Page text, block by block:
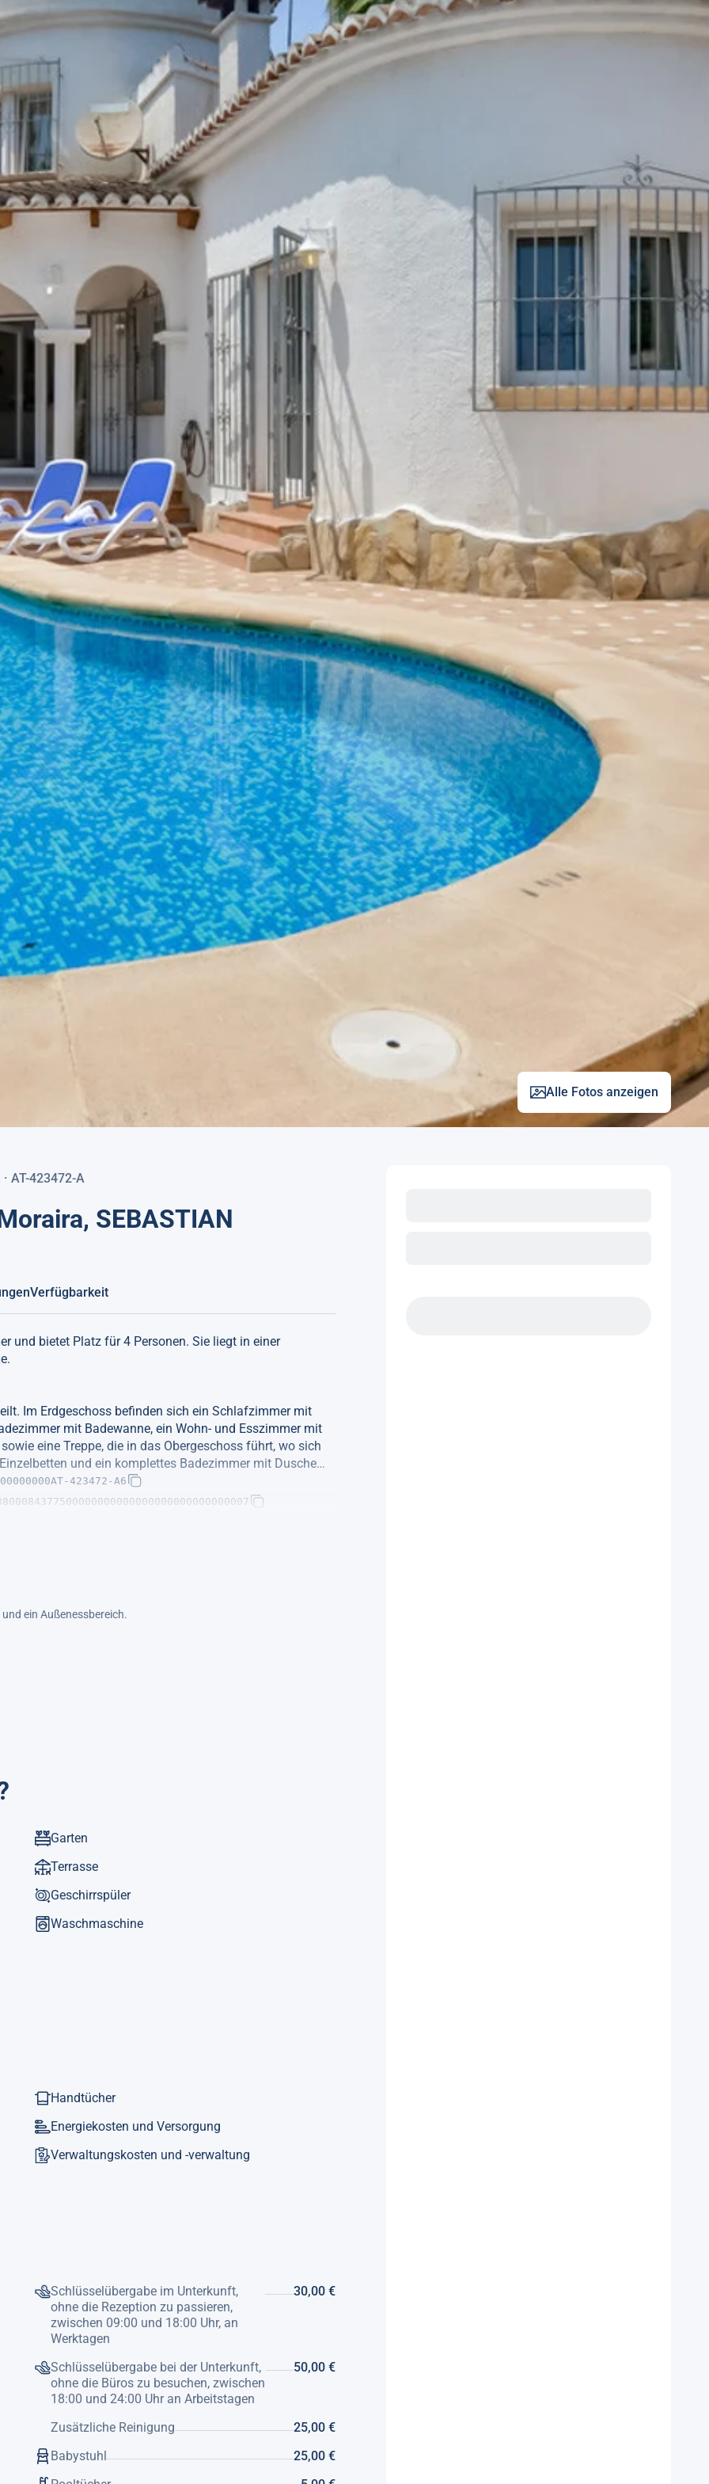
Alle Fotos anzeigen
AT-423472-A
SEBASTIAN
Verfügbarkeit
und bietet Platz für 4 Personen. Sie liegt in einer
Im Erdgeschoss befinden sich ein Schlafzimmer mit
mit Badewanne, ein Wohn- und Esszimmer mit
eine Treppe, die in das Obergeschoss führt, wo sich
und ein komplettes Badezimmer mit Dusche
ist mit Liegestühlen und einem
km vom Bahnhof „TEULADA“ und 120 km vom
Bügeleisen, kostenloser Internetzugang (WLAN),
Mikrowelle, Backofen, Gefrierschrank,
Kaffeemaschine und Toaster.
423472-A6
ein Außenessbereich.
Garten
Terrasse
Geschirrspüler
Waschmaschine
Handtücher
Energiekosten und Versorgung
Verwaltungskosten und -verwaltung
Schlüsselübergabe im Unterkunft,
ohne die Rezeption zu passieren,
zwischen 09:00 und 18:00 Uhr, an
Werktagen
30,00 €
Schlüsselübergabe bei der Unterkunft,
ohne die Büros zu besuchen, zwischen
18:00 und 24:00 Uhr an Arbeitstagen
50,00 €
Zusätzliche Reinigung
25,00 €
Babystuhl
25,00 €